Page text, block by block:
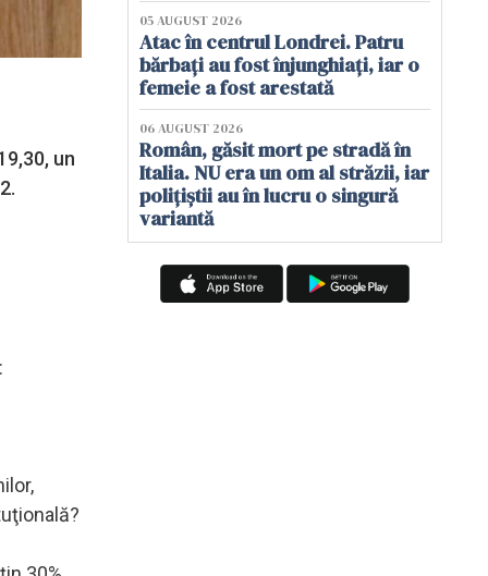
un
05 AUGUST 2026
Atac în centrul Londrei. Patru
bărbați au fost înjunghiați, iar o
femeie a fost arestată
06 AUGUST 2026
Român, găsit mort pe stradă în
Italia. NU era un om al străzii, iar
polițiștii au în lucru o singură
variantă